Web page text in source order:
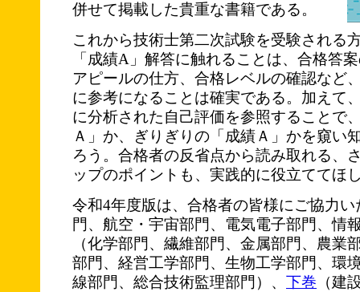
併せて掲載した貴重な書籍である。
これから技術士第二次試験を受験される
「成績A」解答に触れることは、合格答
アピールの仕方、合格レベルの確認など
に参考になることは確実である。加えて
に分析された自己評価を参照することで
Ａ」か、ぎりぎりの「成績Ａ」かを窺い
ろう。合格者の反省点から読み取れる、
ップのポイントも、実践的に役立ててほ
令和4年度版は、合格者の皆様にご協力い
門、航空・宇宙部門、電気電子部門、情
（化学部門、繊維部門、金属部門、農業
部門、経営工学部門、生物工学部門、環
線部門、総合技術監理部門）、 下巻 （建